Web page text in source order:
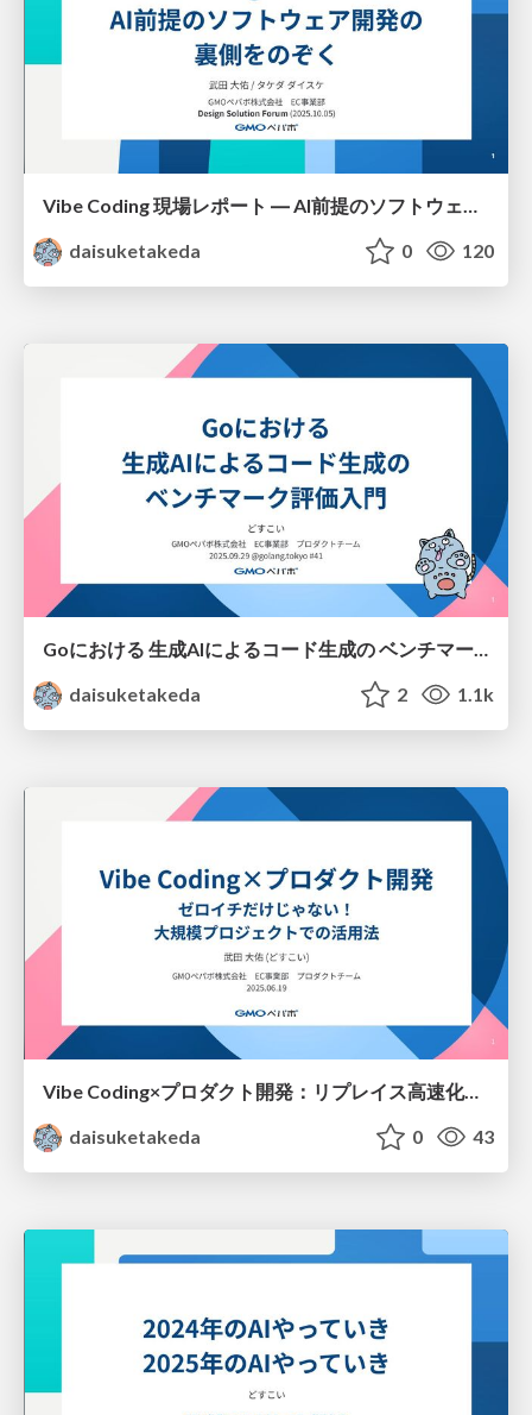
Vibe Coding 現場レポート ― AI前提のソフトウェア開発の裏側をのぞく
daisuketakeda
0 120
daisuketakeda
2 1.1k
Vibe Coding×プロダクト開発：リプレイス高速化の舞台裏
daisuketakeda
0 43